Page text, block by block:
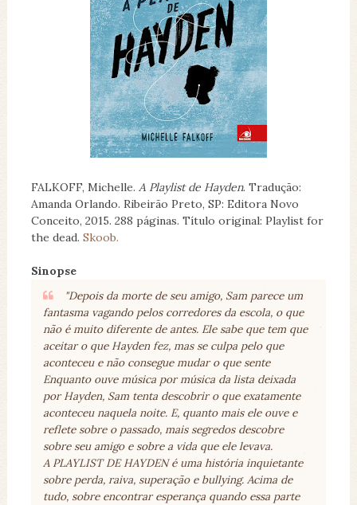
FALKOFF, Michelle. A Playlist de Hayden. Tradução:
Amanda Orlando. Ribeirão Preto, SP: Editora Novo
Conceito, 2015. 288 páginas. Título original: Playlist for
the dead. Skoob.
Sinopse
"Depois da morte de seu amigo, Sam parece um
fantasma vagando pelos corredores da escola, o que
não é muito diferente de antes. Ele sabe que tem que
aceitar o que Hayden fez, mas se culpa pelo que
aconteceu e não consegue mudar o que sente
Enquanto ouve música por música da lista deixada
por Hayden, Sam tenta descobrir o que exatamente
aconteceu naquela noite. E, quanto mais ele ouve e
reflete sobre o passado, mais segredos descobre
sobre seu amigo e sobre a vida que ele levava.
A PLAYLIST DE HAYDEN é uma história inquietante
sobre perda, raiva, superação e bullying. Acima de
tudo, sobre encontrar esperança quando essa parte